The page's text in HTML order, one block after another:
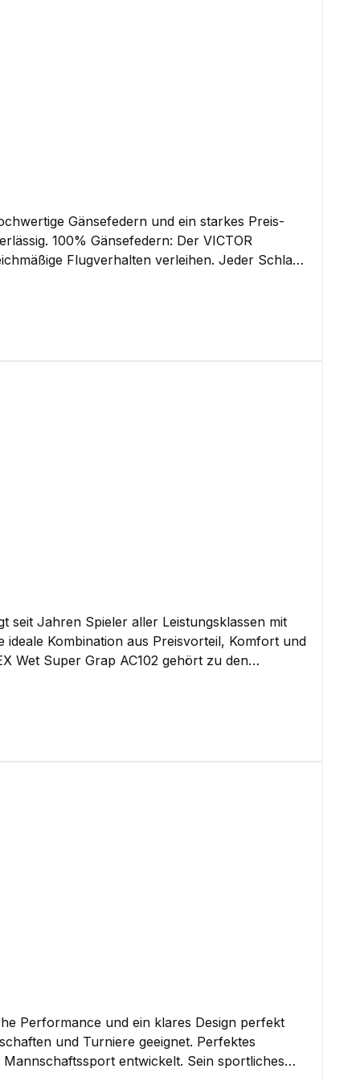
Gänsefedern und ein starkes Preis-
VICTOR
Flugverhalten verleihen. Jeder Schlag
Mit dem
sorgt dafür, dass der Federball gerade
seit Jahren Spieler aller Leistungsklassen mit
Kombination aus Preisvorteil, Komfort und
Basisgriffband gewickelt werden, um den
schnell und unkompliziert durchgeführt
angenehm griffig. Setze auf das
Performance und ein klares Design perfekt
Turniere geeignet. Perfektes